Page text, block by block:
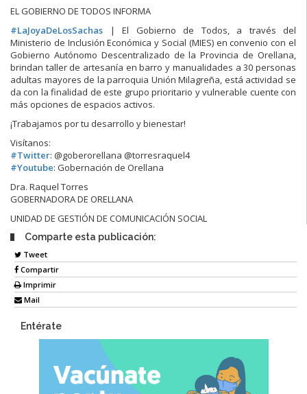
EL GOBIERNO DE TODOS INFORMA
#LaJoyaDeLosSachas | El Gobierno de Todos, a través del
Ministerio de Inclusión Económica y Social (MIES) en convenio con el
Gobierno Autónomo Descentralizado de la Provincia de Orellana,
brindan taller de artesanía en barro y manualidades a 30 personas
adultas mayores de la parroquia Unión Milagreña, está actividad se
da con la finalidad de este grupo prioritario y vulnerable cuente con
más opciones de espacios activos.
¡Trabajamos por tu desarrollo y bienestar!
Visítanos:
#Twitter: @goberorellana @torresraquel4
#Youtube: Gobernación de Orellana
Dra. Raquel Torres
GOBERNADORA DE ORELLANA
UNIDAD DE GESTIÓN DE COMUNICACIÓN SOCIAL
Comparte esta publicación:
Tweet
Compartir
Imprimir
Mail
Entérate